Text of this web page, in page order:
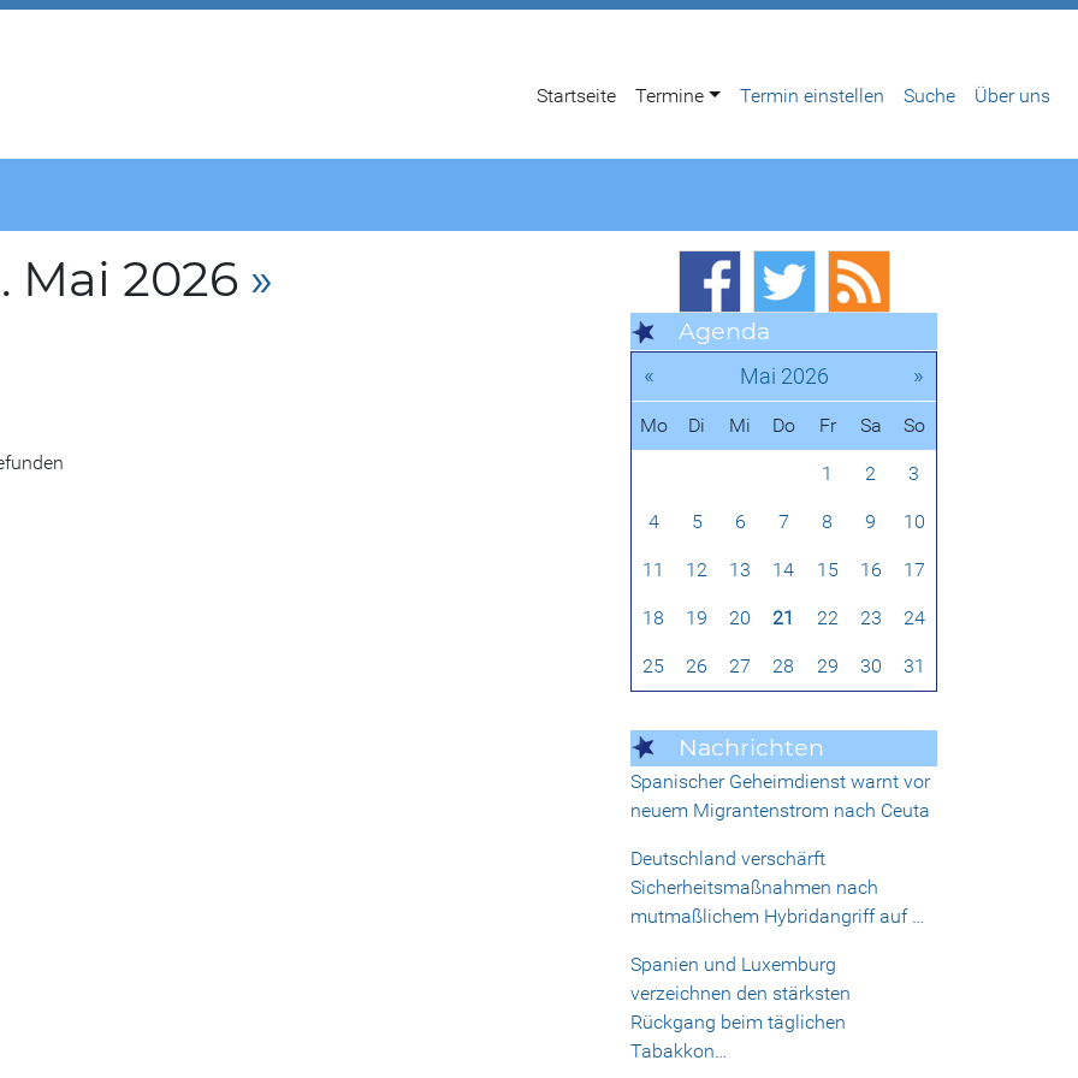
Startseite Termine Termin einstellen Suche Über uns
Mai 2026 »
Agenda
« Mai 2026 »
Mo Di Mi Do Fr Sa So
1 2 3
4 5 6 7 8 9 10
11 12 13 14 15 16 17
18 19 20 21 22 23 24
25 26 27 28 29 30 31
Nachrichten
Spanischer Geheimdienst warnt vor
neuem Migrantenstrom nach Ceuta
Deutschland verschärft
Sicherheitsmaßnahmen nach
mutmaßlichem Hybridangriff auf …
Spanien und Luxemburg
verzeichnen den stärksten
Rückgang beim täglichen
Tabakkon…